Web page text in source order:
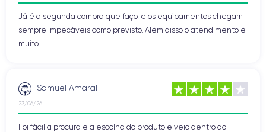
Já é a segunda compra que faço, e os equipamentos chegam
sempre impecáveis como previsto. Além disso o atendimento é
muito ...
Samuel Amaral
23/06/26
Foi fácil a procura e a escolha do produto e veio dentro do